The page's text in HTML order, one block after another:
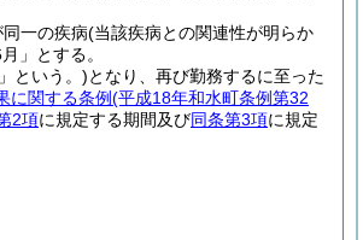
一の疾病(当該疾病との関連性が明らか
」とする。
という。)となり、再び勤務するに至った
に関する条例(平成18年和水町条例第32
2項に規定する期間及び同条第3項に規定